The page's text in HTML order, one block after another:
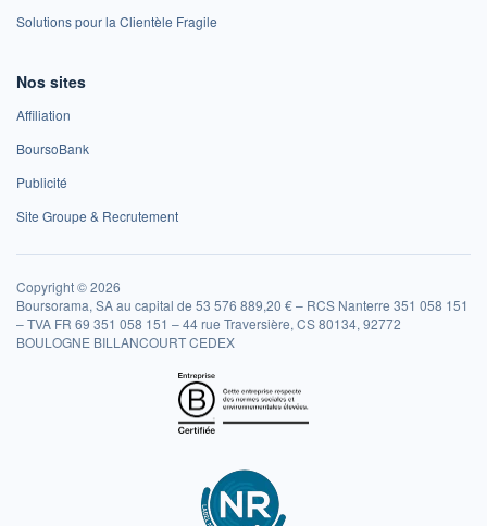
Solutions pour la Clientèle Fragile
Nos sites
Affiliation
BoursoBank
Publicité
Site Groupe & Recrutement
Copyright © 2026
Boursorama, SA au capital de 53 576 889,20 € – RCS Nanterre 351 058 151
– TVA FR 69 351 058 151 – 44 rue Traversière, CS 80134, 92772
BOULOGNE BILLANCOURT CEDEX